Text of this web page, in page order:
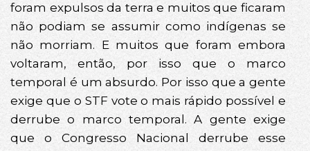
foram expulsos da terra e muitos que ficaram
não podiam se assumir como indígenas se
não morriam. E muitos que foram embora
voltaram, então, por isso que o marco
temporal é um absurdo. Por isso que a gente
exige que o STF vote o mais rápido possível e
derrube o marco temporal. A gente exige
que o Congresso Nacional derrube esse